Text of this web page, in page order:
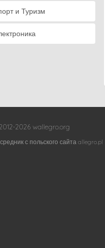
и Туризм
2026 wallegro.org
с польского сайта allegro.pl